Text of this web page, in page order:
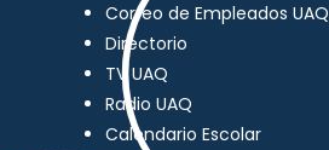
Correo de Empleados UAQ
Directorio
TV UAQ
Radio UAQ
Calendario Escolar